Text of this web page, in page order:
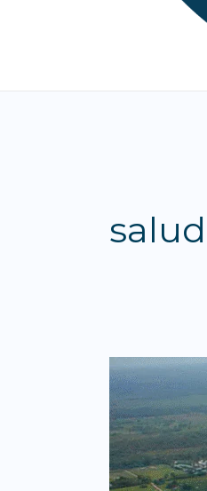
“ES
UN
ESPACIO
QUE
TUVO